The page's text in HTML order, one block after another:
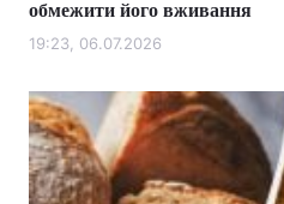
обмежити його вживання
19:23, 06.07.2026